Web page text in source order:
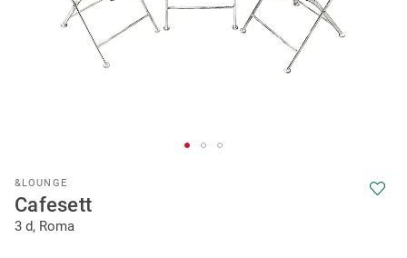
&LOUNGE
Cafesett
3 d, Roma
to
the
beginning